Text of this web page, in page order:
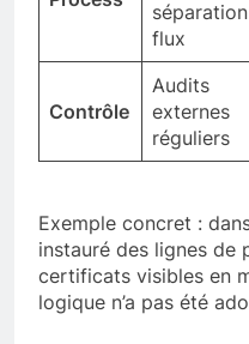
flux
Contrôle
Audits
externes
réguliers
Exemple concret :
instauré des lignes
certificats visibles en
logique n’a pas été